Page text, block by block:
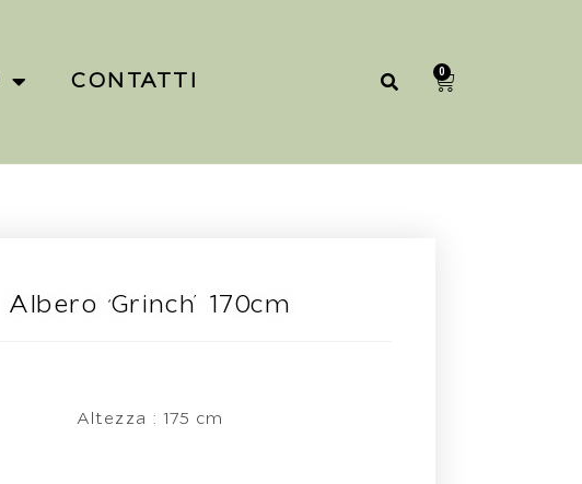
CONTATTI 0
Albero ‘Grinch’ 170cm
Altezza : 175 cm